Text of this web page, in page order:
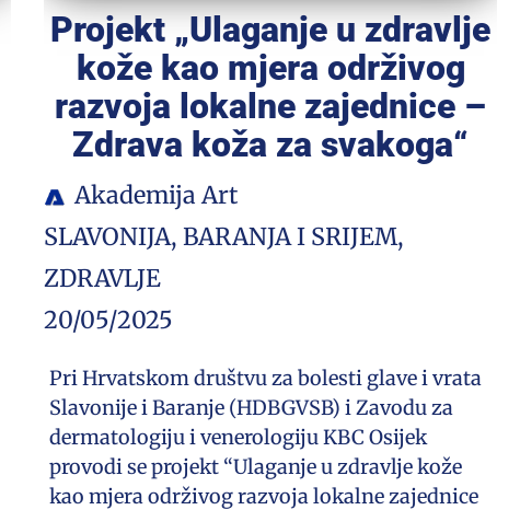
Projekt „Ulaganje u zdravlje
kože kao mjera održivog
razvoja lokalne zajednice –
Zdrava koža za svakoga“
Akademija Art
SLAVONIJA, BARANJA I SRIJEM,
ZDRAVLJE
20/05/2025
Pri Hrvatskom društvu za bolesti glave i vrata
Slavonije i Baranje (HDBGVSB) i Zavodu za
dermatologiju i venerologiju KBC Osijek
provodi se projekt “Ulaganje u zdravlje kože
kao mjera održivog razvoja lokalne zajednice